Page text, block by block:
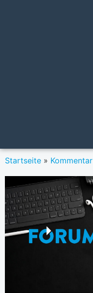
Startseite » Kommentar